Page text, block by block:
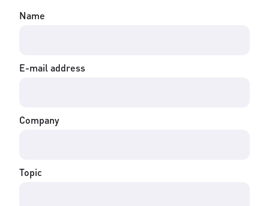
Name
E-mail address
Company
Topic